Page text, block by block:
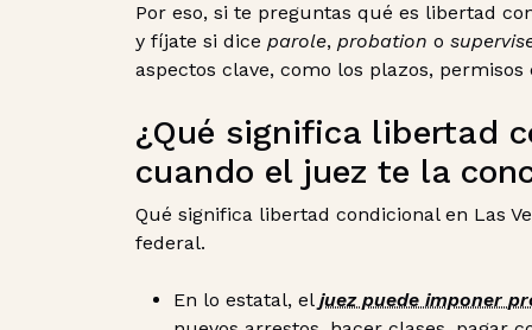
Por eso, si te preguntas qué es libertad
y fíjate si dice parole, probation o
aspectos clave, como los plazos, permisos
¿Qué significa libertad
cuando el juez te la
Qué significa libertad condicional en Las
federal.
En lo estatal, el juez puede imponer